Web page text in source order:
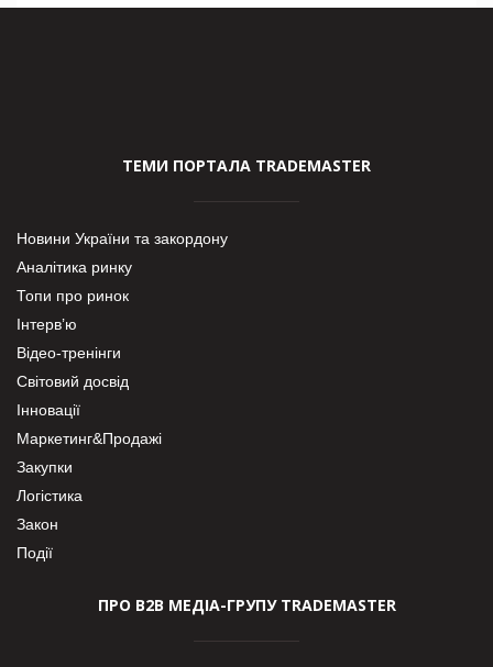
ТЕМИ ПОРТАЛА TRADEMASTER
Новини України та закордону
Аналітика ринку
Топи про ринок
Інтерв’ю
Відео-тренінги
Світовий досвід
Інновації
Маркетинг&Продажі
Закупки
Логістика
Закон
Події
ПРО В2В МЕДІА-ГРУПУ TRADEMASTER